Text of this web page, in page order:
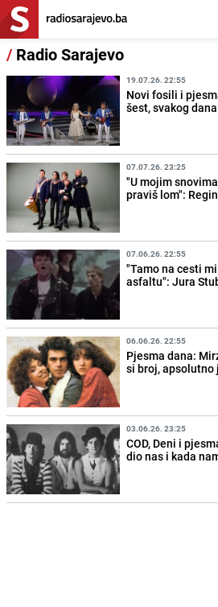
/ Radio Sarajevo
19.07.26. 22:55
Novi fosili i
šest, svakog
07.07.26. 23:25
"U mojim
praviš lom":
07.06.26. 22:55
"Tamo na cesti
asfaltu": Jura
06.06.26. 22:55
Pjesma dana:
si broj, apsolutno
03.06.26. 23:25
COD, Deni i
dio nas i kada